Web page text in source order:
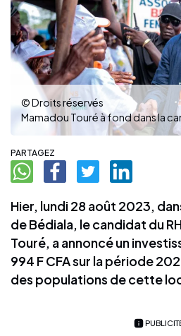
© Droits réservés
PARTAGEZ
Hier, lundi 28 août 2023,
de Bédiala, le candidat du
Touré, a annoncé un
994 F CFA sur la période
des populations de cette